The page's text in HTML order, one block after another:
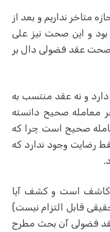
متاخر نداریم و بعد از
و این صحت نیز علی
صحت عقد فضولی دال بر
و نه عقد منتسب به
معامله صحیح دانسته
صحیح است چرا که
رضایت وجود ندارد که
کاشف است و کشف آیا
قابل التزام نیست)
فضولی آن بحث مطرح